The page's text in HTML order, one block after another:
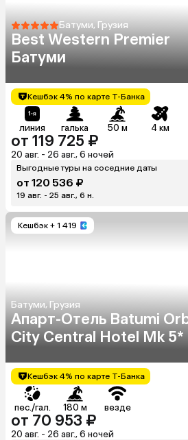
Батуми, Грузия
Best Western Premier
Батуми
Кешбэк 4% по карте Т-Банка
линия галька 50 м 4 км
от 119 725 ₽
20 авг. - 26 авг., 6 ночей
Выгодные туры на соседние даты
от 120 536 ₽
19 авг. - 25 авг., 6 н.
Кешбэк + 1 419
Батуми, Грузия
Апарт-Отель Batumi
City Сentral Hotel Mk 5*
Кешбэк 4% по карте Т-Банка
пес./гал. 180 м везде
от 70 953 ₽
20 авг. - 26 авг., 6 ночей